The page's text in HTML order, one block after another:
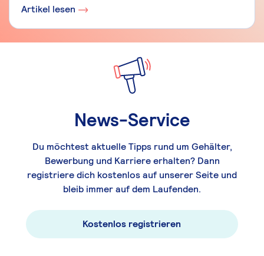
Artikel lesen
News-Service
Du möchtest aktuelle Tipps rund um Gehälter,
Bewerbung und Karriere erhalten? Dann
registriere dich kostenlos auf unserer Seite und
bleib immer auf dem Laufenden.
Kostenlos registrieren